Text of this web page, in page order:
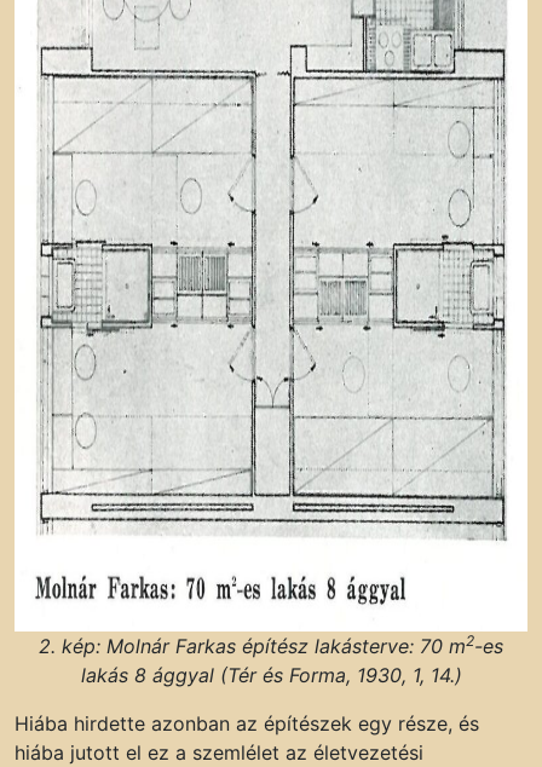
2. kép: Molnár Farkas építész lakásterve: 70 m2-es
lakás 8 ággyal (Tér és Forma, 1930, 1, 14.)
Hiába hirdette azonban az építészek egy része, és
hiába jutott el ez a szemlélet az életvezetési